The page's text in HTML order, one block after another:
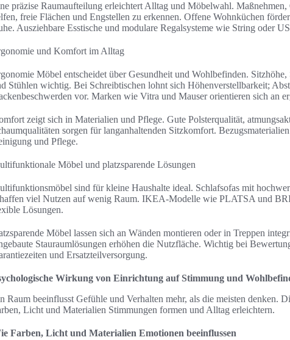
präzise Raumaufteilung erleichtert Alltag und Möbelwahl.
freie Flächen und Engstellen zu erkennen. Offene Wohnküchen
Ausziehbare Esstische und modulare Regalsysteme wie String oder
und Komfort im Alltag
Möbel entscheidet über Gesundheit und Wohlbefinden.
Stühlen wichtig. Bei Schreibtischen lohnt sich Höhenverstellbarkeit;
vor. Marken wie Vitra und Mauser orientieren sich an
zeigt sich in Materialien und Pflege. Gute Polsterqualität,
sorgen für langanhaltenden Sitzkomfort.
und Pflege.
Möbel und platzsparende Lösungen
sind für kleine Haushalte ideal. Schlafsofas mit
viel Nutzen auf wenig Raum. IKEA-Modelle wie PLATSA und
Lösungen.
Möbel lassen sich an Wänden montieren oder in Treppen
Stauraumlösungen erhöhen die Nutzfläche. Wichtig bei
und Ersatzteilversorgung.
Wirkung von Einrichtung auf Stimmung und
Raum beeinflusst Gefühle und Verhalten mehr, als die meisten denken.
Licht und Materialien Stimmungen formen und Alltag erleichtern.
Farben, Licht und Materialien Emotionen beeinflussen